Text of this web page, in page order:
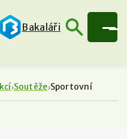
Bakaláři
Soutěže Sportovní